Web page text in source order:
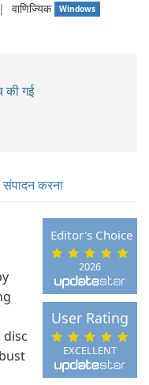
❘ वाणिज्यिक Windows
की गई
संपादन करना
2026
Editor's Choice
EXCELLENT
User Rating